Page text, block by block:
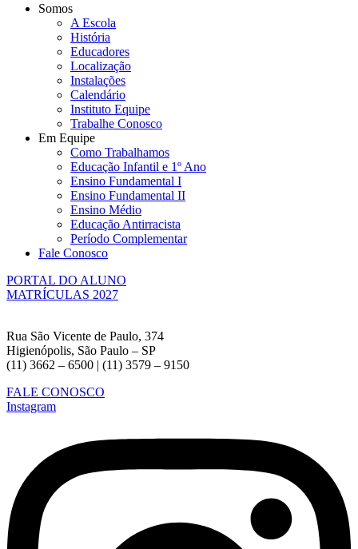
Somos
A Escola
História
Educadores
Localização
Instalações
Calendário
Instituto Equipe
Trabalhe Conosco
Em Equipe
Como Trabalhamos
Educação Infantil e 1º Ano
Ensino Fundamental I
Ensino Fundamental II
Ensino Médio
Educação Antirracista
Período Complementar
Fale Conosco
PORTAL DO ALUNO
MATRÍCULAS 2027
Rua São Vicente de Paulo, 374
Higienópolis, São Paulo – SP
(11) 3662 – 6500 | (11) 3579 – 9150
FALE CONOSCO
Instagram